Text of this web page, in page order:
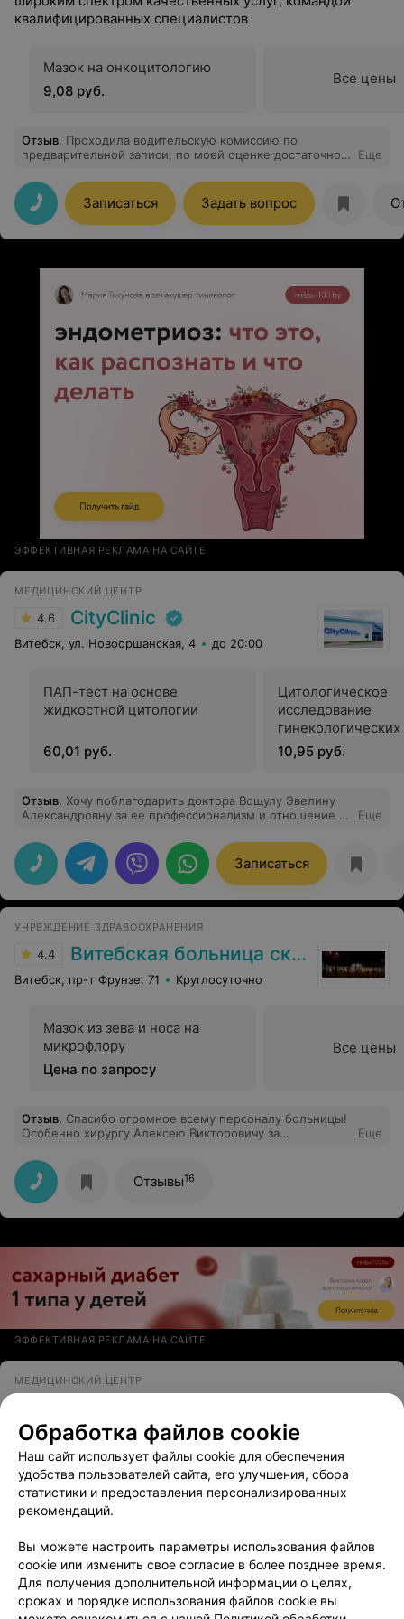
квалифицированных специалистов
Мазок на онкоцитологию
9,08 руб.
Все цены
Отзыв. Проходила водительскую комиссию по
предварительной записи, по моей оценке достаточно
Специалисты оставили о себе хорошее впечатление,
вежливые, стараются быстро и качественно выполнять
свою работу.
Еще
Записаться Задать вопрос
ЭФФЕКТИВНАЯ РЕКЛАМА НА САЙТЕ
МЕДИЦИНСКИЙ ЦЕНТР
4.6 CityClinic
Витебск, ул. Новооршанская, 4 до 20:00
ПАП-тест на основе
жидкостной цитологии
60,01 руб.
Цитологическое
исследование
шейки матки и
цервикального
10,95 руб.
Отзыв. Хочу поблагодарить доктора Вощулу Эвелину
Александровну за ее профессионализм и отношение к
заболеванию и дает рекомендации по лечению.
Комментирует все свои действия, чтобы пациент
понимал, что делает доктор. Прекрасный диагност, по
рентгену увидела воспаление которое не смогли
диагностировать другие «уважаемые» доктора и
Еще
Записаться
УЧРЕЖДЕНИЕ ЗДРАВООХРАНЕНИЯ
4.4 Витебская больница скорой помощи
Витебск, пр-т Фрунзе, 71 Круглосуточно
Мазок из зева и носа на
микрофлору
Цена по запросу
Все цены
Отзыв. Спасибо огромное всему персоналу больницы!
Особенно хирургу Алексею Викторовичу за
спасибо за Ваши золотые руки!!!
Еще
Отзывы16
ЭФФЕКТИВНАЯ РЕКЛАМА НА САЙТЕ
МЕДИЦИНСКИЙ ЦЕНТР
Витебск, ул. Чкалова, 50/2 до 18:00
Отзыв. Была на УЗИ и хочу сказать, что специалист
очень хороший, понимающий, грамотный) Мед.
персонал был очень вежлив!
Обработка файлов cookie
Наш сайт использует файлы cookie для обеспечения
удобства пользователей сайта, его улучшения, сбора
статистики и предоставления персонализированных
рекомендаций.
Вы можете настроить параметры использования файлов
cookie или изменить свое согласие в более позднее время.
Для получения дополнительной информации о целях,
сроках и порядке использования файлов cookie вы